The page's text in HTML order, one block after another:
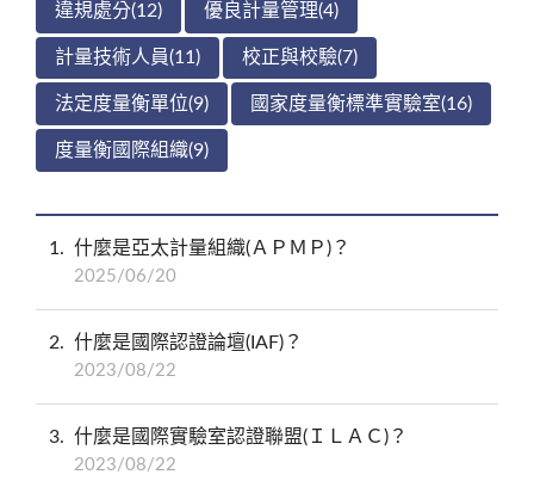
違規處分(12) 優良計量管理(4)
計量技術人員(11) 校正與校驗(7)
法定度量衡單位(9) 國家度量衡標準實驗室(16)
度量衡國際組織(9)
1 什麼是亞太計量組織(ＡＰＭＰ)？
2025/06/20
2 什麼是國際認證論壇(IAF)？
2023/08/22
3 什麼是國際實驗室認證聯盟(ＩＬＡＣ)？
2023/08/22